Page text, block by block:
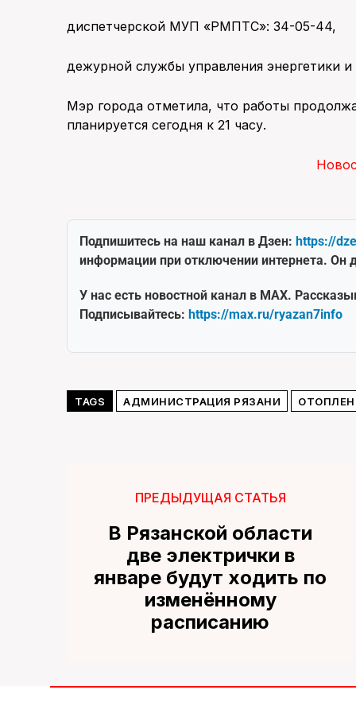
диспетчерской МУП «РМПТС»: 34-05-44,
дежурной службы управления энергетики
Мэр города отметила, что работы
планируется сегодня к 21 часу.
Подпишитесь на наш канал в Дзен: https://
информации при отключении интернета. Он
У нас есть новостной канал в MAX.
Подписывайтесь: https://max.ru/ryazan7info
TAGS АДМИНИСТРАЦИЯ РЯЗАНИ
ПРЕДЫДУЩАЯ СТАТЬЯ
В Рязанской области
две электрички в
январе будут ходить по
изменённому
расписанию